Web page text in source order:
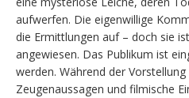
aufwerfen. Die eigenwillige
die Ermittlungen auf – doch sie
angewiesen. Das Publikum ist
werden. Während der
Zeugenaussagen und filmische